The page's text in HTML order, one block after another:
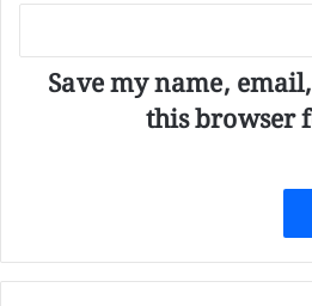
Save my name,
this browser